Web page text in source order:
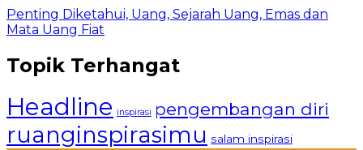
Penting Diketahui, Uang, Sejarah Uang, Emas dan
Mata Uang Fiat
Topik Terhangat
Headline inspirasi pengembangan diri
ruanginspirasimu salam inspirasi